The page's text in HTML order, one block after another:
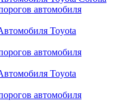
Toyota
Toyota